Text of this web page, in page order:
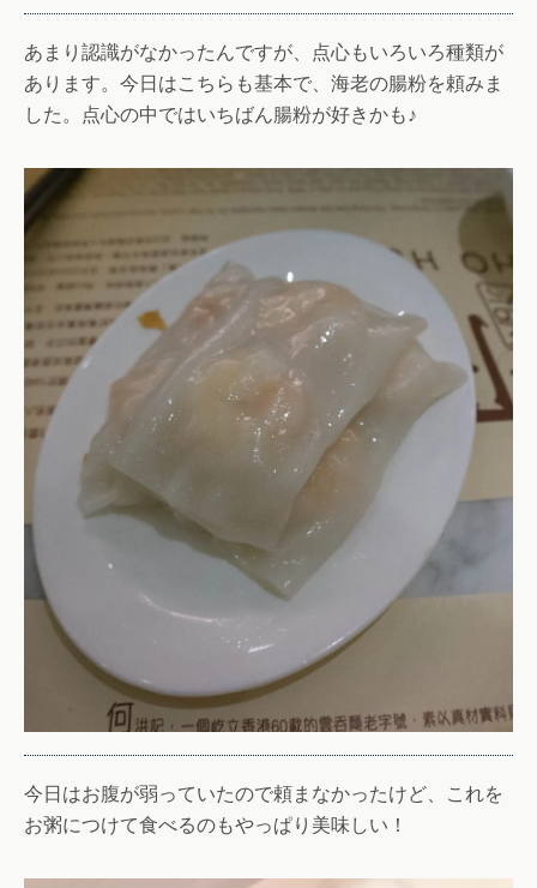
あまり認識がなかったんですが、点心もいろいろ種類が
あります。今日はこちらも基本で、海老の腸粉を頼みま
した。点心の中ではいちばん腸粉が好きかも♪
今日はお腹が弱っていたので頼まなかったけど、これを
お粥につけて食べるのもやっぱり美味しい！